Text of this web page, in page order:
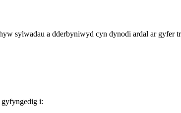
sylwadau a dderbyniwyd cyn dynodi ardal ar gyfer
i: